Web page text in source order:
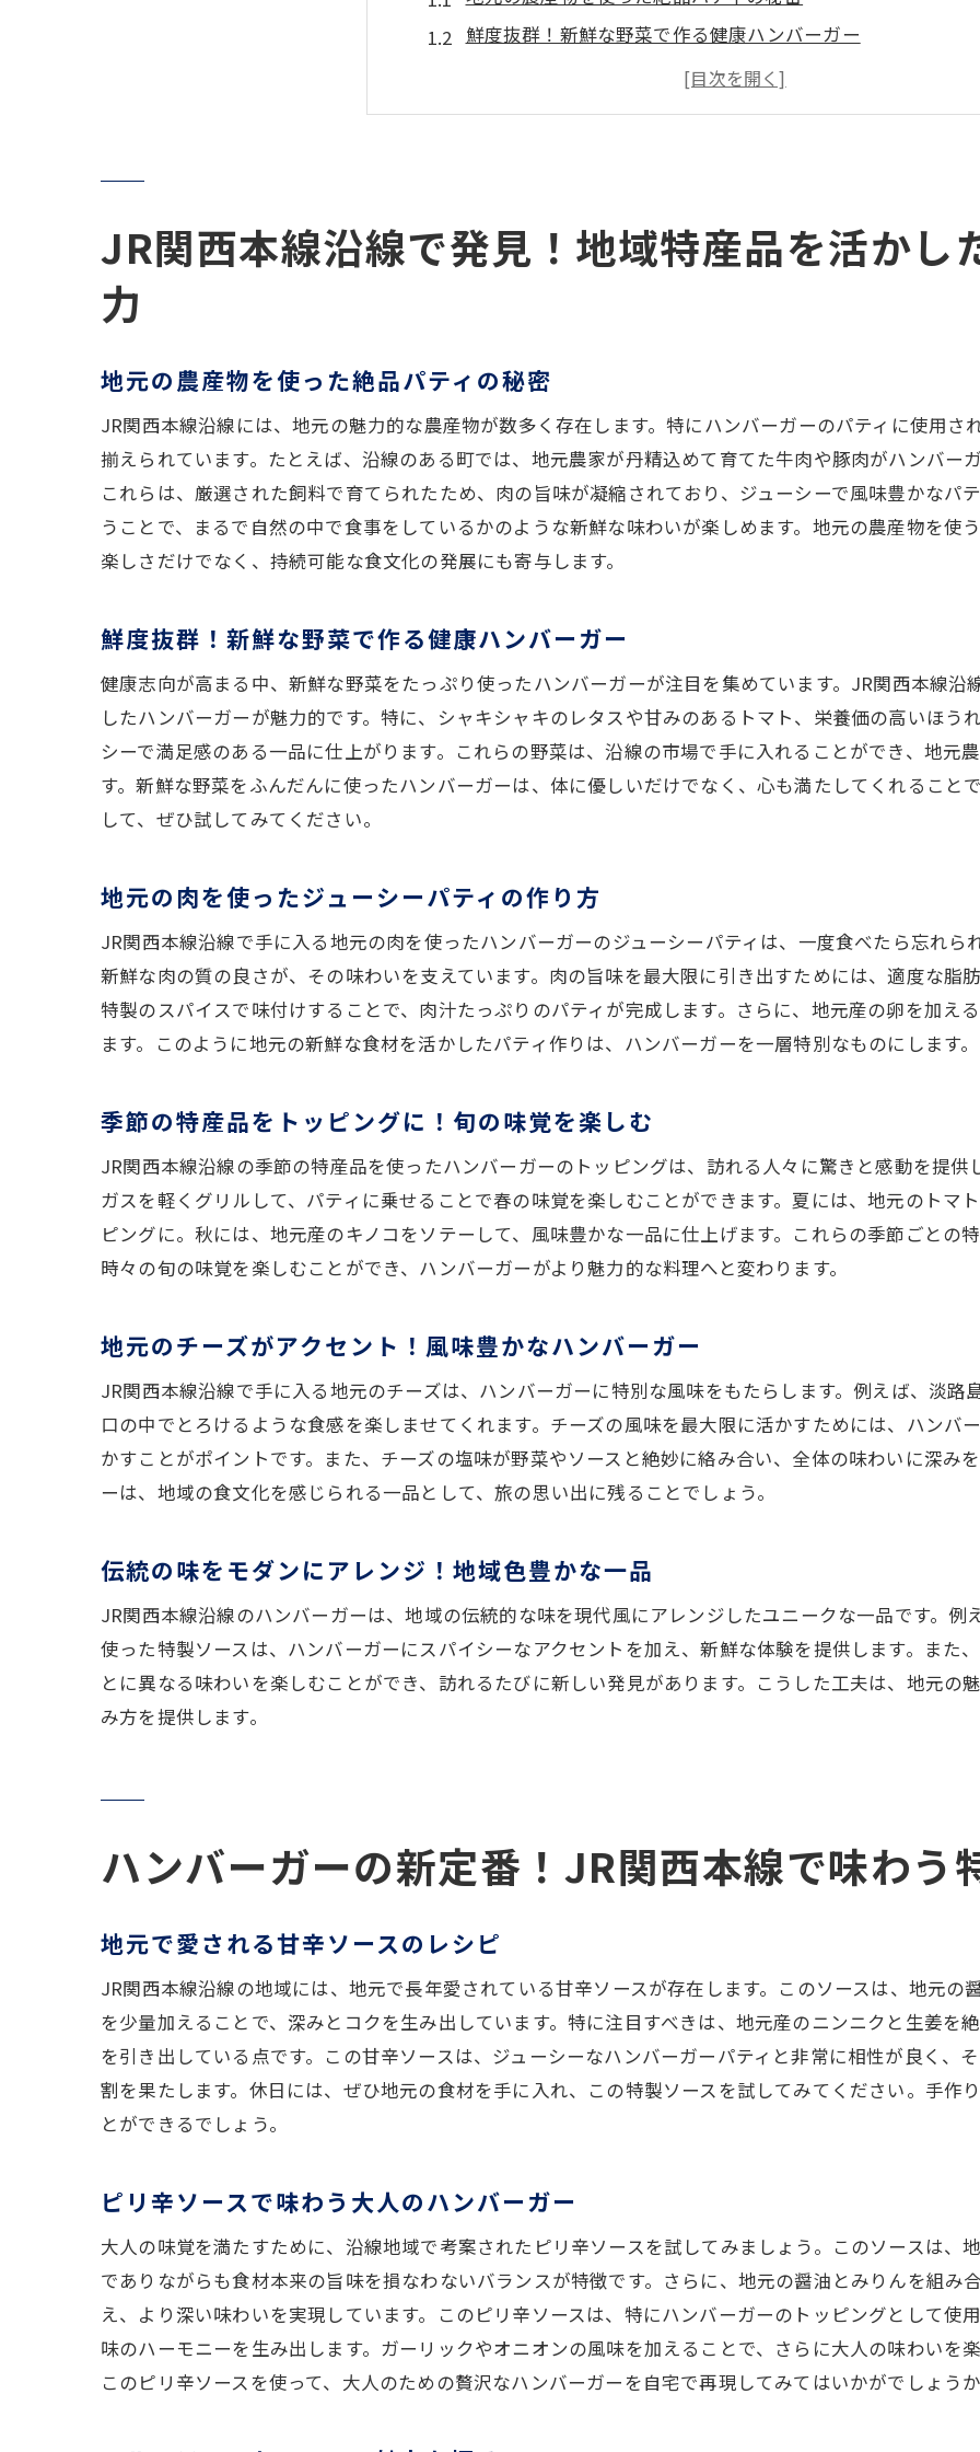
鮮度抜群！新鮮な野菜で作る健康ハンバーガー
地元の肉を使ったジューシーパティの作り方
季節の特産品をトッピングに！旬の味覚を楽しむ
ハンバーガーの新定番！JR関西本線で味わう特製ソースの秘密
地元で愛される甘辛ソースのレシピ
家庭で再現！手軽に作れる特製ソース
秘密のスパイスブレンドで作るオリジナルソース
自然素材で作るヘルシーな自家製ソース
旅するハンバーガー！JR関西本線で見つけるユニークなトッピ
甘味と酸味の絶妙なバランス！フルーツトッピング
カリカリベーコンで食感をプラス
ピクルスでさっぱりとした後味を楽しむ
地元特産のキノコを使ったヘルシートッピング
香ばしいナッツで新感覚の味わい
地元の味をハンバーガーに！JR関西本線が教える究極のレシピ
地産地消を意識した素材選び
伝統的な味噌を使った調味料の活用法
地元の名物をリメイクしたハンバーガー
家庭で簡単に作れる地域特産ハンバーガー
週末の楽しみ方！JR関西本線で出会った絶品ハンバーガーを作
友人を招いてハンバーガーパーティーを開こう
アウトドアで楽しむ手作りハンバーガー
自宅で簡単！ハンバーガーの作り方
週末限定！特別なハンバーガーを楽しむ
初めての味わい！新感覚ソースの挑戦
甘いと辛いの絶妙なハーモニー
新しい食文化を感じるハンバーガー
見た目にも楽しい！カラフルなハンバーガー
特産品をハンバーガーに変える！JR関西本線の旅で得たインス
地元の特産品を活かすアイディア集
旅先で見つけた新しい食材の活用法
インスピレーションの源！訪れた地の味
地元の小さなレストランで味わう絶品ハンバーガー
地域で愛される老舗の味
新進気鋭の店が提供する新感覚ハンバーガー
地元の食文化を体験できるグルメスポット
沿線で発見！ユニークなハンバーガーショップ
JR関西本線沿線で発見！地域特産品を活かし
力
地元の農産物を使った絶品パティの秘密
JR関西本線沿線には、地元の魅力的な農産物が数多く存在します。特にハンバーガーのパティに使用
揃えられています。たとえば、沿線のある町では、地元農家が丹精込めて育てた牛肉や豚肉がハンバー
これらは、厳選された飼料で育てられたため、肉の旨味が凝縮されており、ジューシーで風味豊かなパ
うことで、まるで自然の中で食事をしているかのような新鮮な味わいが楽しめます。地元の農産物を使
楽しさだけでなく、持続可能な食文化の発展にも寄与します。
鮮度抜群！新鮮な野菜で作る健康ハンバーガー
健康志向が高まる中、新鮮な野菜をたっぷり使ったハンバーガーが注目を集めています。JR関西本線
したハンバーガーが魅力的です。特に、シャキシャキのレタスや甘みのあるトマト、栄養価の高いほう
シーで満足感のある一品に仕上がります。これらの野菜は、沿線の市場で手に入れることができ、地元
す。新鮮な野菜をふんだんに使ったハンバーガーは、体に優しいだけでなく、心も満たしてくれること
して、ぜひ試してみてください。
地元の肉を使ったジューシーパティの作り方
JR関西本線沿線で手に入る地元の肉を使ったハンバーガーのジューシーパティは、一度食べたら忘れ
新鮮な肉の質の良さが、その味わいを支えています。肉の旨味を最大限に引き出すためには、適度な脂
特製のスパイスで味付けすることで、肉汁たっぷりのパティが完成します。さらに、地元産の卵を加え
ます。このように地元の新鮮な食材を活かしたパティ作りは、ハンバーガーを一層特別なものにします。
季節の特産品をトッピングに！旬の味覚を楽しむ
JR関西本線沿線の季節の特産品を使ったハンバーガーのトッピングは、訪れる人々に驚きと感動を提
ガスを軽くグリルして、パティに乗せることで春の味覚を楽しむことができます。夏には、地元のトマ
ピングに。秋には、地元産のキノコをソテーして、風味豊かな一品に仕上げます。これらの季節ごとの
時々の旬の味覚を楽しむことができ、ハンバーガーがより魅力的な料理へと変わります。
地元のチーズがアクセント！風味豊かなハンバーガー
JR関西本線沿線で手に入る地元のチーズは、ハンバーガーに特別な風味をもたらします。例えば、淡
口の中でとろけるような食感を楽しませてくれます。チーズの風味を最大限に活かすためには、ハンバ
かすことがポイントです。また、チーズの塩味が野菜やソースと絶妙に絡み合い、全体の味わいに深み
ーは、地域の食文化を感じられる一品として、旅の思い出に残ることでしょう。
伝統の味をモダンにアレンジ！地域色豊かな一品
JR関西本線沿線のハンバーガーは、地域の伝統的な味を現代風にアレンジしたユニークな一品です。
使った特製ソースは、ハンバーガーにスパイシーなアクセントを加え、新鮮な体験を提供します。また
とに異なる味わいを楽しむことができ、訪れるたびに新しい発見があります。こうした工夫は、地元の
み方を提供します。
ハンバーガーの新定番！JR関西本線で味わう
地元で愛される甘辛ソースのレシピ
JR関西本線沿線の地域には、地元で長年愛されている甘辛ソースが存在します。このソースは、地元
を少量加えることで、深みとコクを生み出しています。特に注目すべきは、地元産のニンニクと生姜を
を引き出している点です。この甘辛ソースは、ジューシーなハンバーガーパティと非常に相性が良く、
割を果たします。休日には、ぜひ地元の食材を手に入れ、この特製ソースを試してみてください。手作
とができるでしょう。
ピリ辛ソースで味わう大人のハンバーガー
大人の味覚を満たすために、沿線地域で考案されたピリ辛ソースを試してみましょう。このソースは、
でありながらも食材本来の旨味を損なわないバランスが特徴です。さらに、地元の醤油とみりんを組み
え、より深い味わいを実現しています。このピリ辛ソースは、特にハンバーガーのトッピングとして使
味のハーモニーを生み出します。ガーリックやオニオンの風味を加えることで、さらに大人の味わいを
このピリ辛ソースを使って、大人のための贅沢なハンバーガーを自宅で再現してみてはいかがでしょう